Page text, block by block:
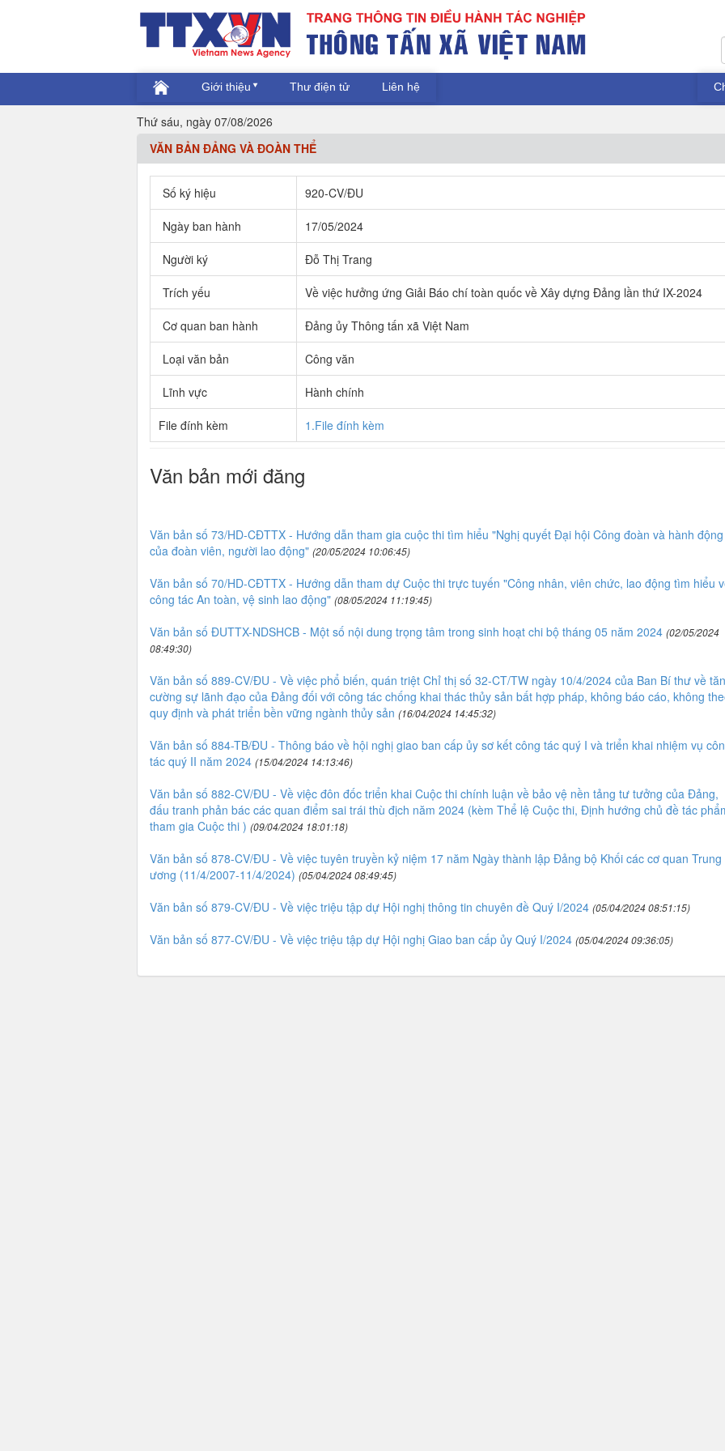
Giới thiệu Thư điện tử Liên hệ
Thứ sáu, ngày 07/08/2026
VĂN BẢN ĐẢNG VÀ ĐOÀN THỂ
Số ký hiệu 920-CV/ĐU
Ngày ban hành 17/05/2024
Người ký Đỗ Thị Trang
Trích yếu Về việc hưởng ứng Giải Báo chí toàn quốc về Xây dựng Đảng lần thứ IX-2024
Cơ quan ban hành Đảng ủy Thông tấn xã Việt Nam
Loại văn bản Công văn
Lĩnh vực Hành chính
File đính kèm 1.File đính kèm
Văn bản mới đăng
Văn bản số 73/HD-CĐTTX - Hướng dẫn tham gia cuộc thi tìm hiểu "Nghị quyết Đại hội Công đoàn và hành động
của đoàn viên, người lao động" (20/05/2024 10:06:45)
Văn bản số 70/HD-CĐTTX - Hướng dẫn tham dự Cuộc thi trực tuyến "Công nhân, viên chức, lao động tìm hiểu
công tác An toàn, vệ sinh lao động" (08/05/2024 11:19:45)
Văn bản số ĐUTTX-NDSHCB - Một số nội dung trọng tâm trong sinh hoạt chi bộ tháng 05 năm 2024 (02/05/2024
08:49:30)
Văn bản số 889-CV/ĐU - Về việc phổ biến, quán triệt Chỉ thị số 32-CT/TW ngày 10/4/2024 của Ban Bí thư về
cường sự lãnh đạo của Đảng đối với công tác chống khai thác thủy sản bất hợp pháp, không báo cáo, không
quy định và phát triển bền vững ngành thủy sản (16/04/2024 14:45:32)
Văn bản số 884-TB/ĐU - Thông báo về hội nghị giao ban cấp ủy sơ kết công tác quý I và triển khai nhiệm vụ
tác quý II năm 2024 (15/04/2024 14:13:46)
Văn bản số 882-CV/ĐU - Về việc đôn đốc triển khai Cuộc thi chính luận về bảo vệ nền tảng tư tưởng của Đảng,
đấu tranh phản bác các quan điểm sai trái thù địch năm 2024 (kèm Thể lệ Cuộc thi, Định hướng chủ đề tác
tham gia Cuộc thi ) (09/04/2024 18:01:18)
Văn bản số 878-CV/ĐU - Về việc tuyên truyền kỷ niệm 17 năm Ngày thành lập Đảng bộ Khối các cơ quan Trung
ương (11/4/2007-11/4/2024) (05/04/2024 08:49:45)
Văn bản số 879-CV/ĐU - Về việc triệu tập dự Hội nghị thông tin chuyên đề Quý I/2024 (05/04/2024 08:51:15)
Văn bản số 877-CV/ĐU - Về việc triệu tập dự Hội nghị Giao ban cấp ủy Quý I/2024 (05/04/2024 09:36:05)